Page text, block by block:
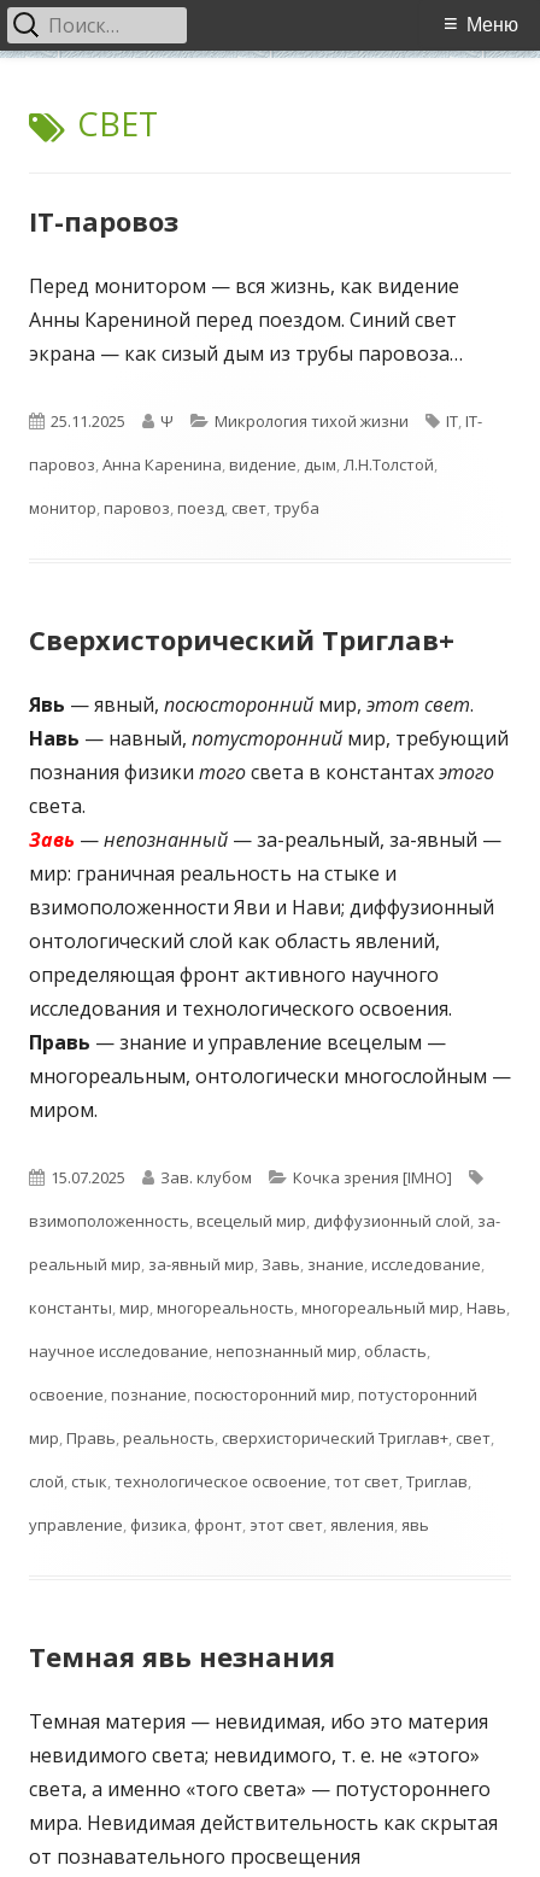
содержимому
Основное
Меню
Найти:
МЕТКА:
СВЕТ
IT-паровоз
Перед монитором — вся жизнь, как видение
Анны Карениной перед поездом. Синий свет
экрана — как сизый дым из трубы паровоза…
Опубликовано
25.11.2025 Автор
Ψ Рубрики
Микрология тихой жизни Метки
IT,IT-
паровоз,Анна Каренина,видение, дым,Л.Н.Толстой,
монитор,паровоз,поезд, свет,труба
Сверхисторический Триглав+
Явь — явный, посюсторонний мир, этот свет.
Навь — навный, потусторонний мир, требующий
познания физики тогосвета в константахэтого
света.
Завь —непознанный — за-реальный, за-явный —
мир: граничная реальность на стыке и
взимоположенности Яви и Нави; диффузионный
онтологический слой как область явлений,
определяющая фронт активного научного
исследования и технологического освоения.
Правь — знание и управление всецелым —
многореальным, онтологически многослойным —
миром.
Опубликовано
15.07.2025 Автор
Зав. клубом Рубрики
Кочка зрения [IMHO]
взимоположенность,всецелый мир, диффузионный слой, за-
реальный мир, за-явный мир, Завь, знание,исследование,
константы,мир,многореальность,многореальный мир,Навь,
научное исследование,непознанный мир, область,
освоение,познание,посюсторонний мир,потусторонний
мир,Правь,реальность, сверхисторический Триглав+, свет,
слой, стык,технологическое освоение,тот свет,Триглав,
управление, физика, фронт, этот свет,явления,явь
Темная явь незнания
Темная материя — невидимая, ибо это материя
невидимого света; невидимого, т. е. не «этого»
света, а именно «того света» — потустороннего
мира. Невидимая действительность как скрытая
от познавательного просвещения